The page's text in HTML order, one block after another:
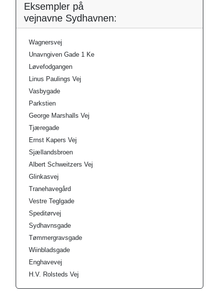
Eksempler på
vejnavne Sydhavnen:
Wagnersvej
Unavngiven Gade 1 Ke
Løvefodgangen
Linus Paulings Vej
Vasbygade
Parkstien
George Marshalls Vej
Tjæregade
Ernst Kapers Vej
Sjællandsbroen
Albert Schweitzers Vej
Glinkasvej
Tranehavegård
Vestre Teglgade
Speditørvej
Sydhavnsgade
Tømmergravsgade
Wiinbladsgade
Enghavevej
H.V. Rolsteds Vej